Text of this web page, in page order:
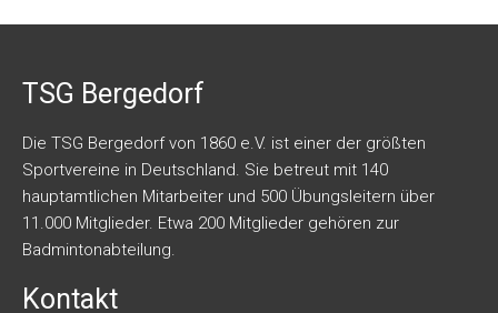
TSG Bergedorf
Die TSG Bergedorf von 1860 e.V. ist einer der größten
Sportvereine in Deutschland. Sie betreut mit 140
hauptamtlichen Mitarbeiter und 500 Übungsleitern über
11.000 Mitglieder. Etwa 200 Mitglieder gehören zur
Badmintonabteilung.
Kontakt